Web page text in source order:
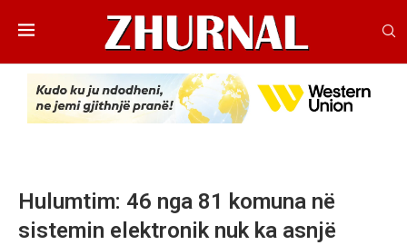
Hulumtim: 46 nga 81 komuna në
sistemin elektronik nuk ka asnjë